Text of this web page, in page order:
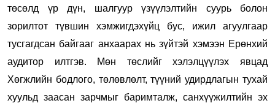
төсөлд үр дүн, шалгуур үзүүлэлтийн суурь болон
зорилтот түвшин хэмжигдэхүйц бус, ижил агуулгаар
тусгагдсан байгааг анхаарах нь зүйтэй хэмээн Ерөнхий
аудитор илтгэв. Мөн төслийг хэлэлцүүлэх явцад
Хөгжлийн бодлого, төлөвлөлт, түүний удирдлагын тухай
хуульд заасан зарчмыг баримталж, санхүүжилтийн эх